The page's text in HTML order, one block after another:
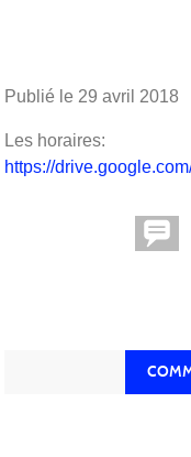
Publié le 29 avril 2018
Les horaires:
https://